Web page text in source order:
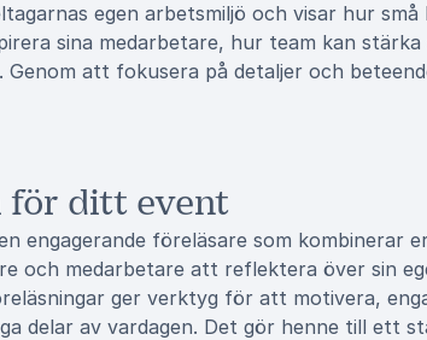
egen arbetsmiljö och visar hur
sina medarbetare, hur team kan
att fokusera på detaljer och
för ditt event
engagerande föreläsare som kombinerar
och medarbetare att reflektera över sin
ger verktyg för att motivera,
delar av vardagen. Det gör henne till ett